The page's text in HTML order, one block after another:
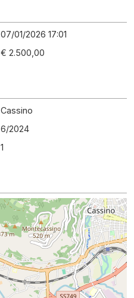
07/01/2026 17:01
€ 2.500,00
Cassino
6/2024
1